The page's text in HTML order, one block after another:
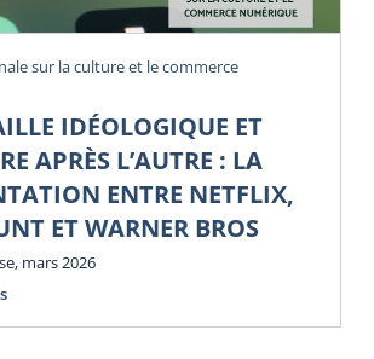
sur la culture et le commerce
IDÉOLOGIQUE ET
APRÈS L’AUTRE : LA
ENTRE NETFLIX,
ET WARNER BROS
mars 2026